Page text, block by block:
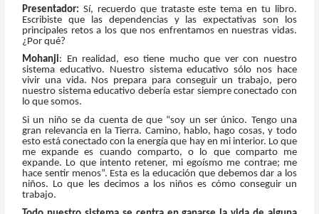
Presentador: Sí, recuerdo que trataste este tema en tu libro.
Escribiste que las dependencias y las expectativas son los
principales retos a los que nos enfrentamos en nuestras vidas.
¿Por qué?
Mohanji: En realidad, eso tiene mucho que ver con nuestro
sistema educativo. Nuestro sistema educativo sólo nos hace
vivir una vida. Nos prepara para conseguir un trabajo, pero
nuestro sistema educativo debería estar siempre conectado con
lo que somos.
Si un niño se da cuenta de que “soy un ser único. Tengo una
gran relevancia en la Tierra. Camino, hablo, hago cosas, y todo
esto está conectado con la energía que hay en mi interior. Lo que
me expande es cuando comparto, o lo que comparto me
expande. Lo que intento retener, mi egoísmo me contrae; me
hace sentir menos”. Esta es la educación que debemos dar a los
niños. Lo que les decimos a los niños es cómo conseguir un
trabajo.